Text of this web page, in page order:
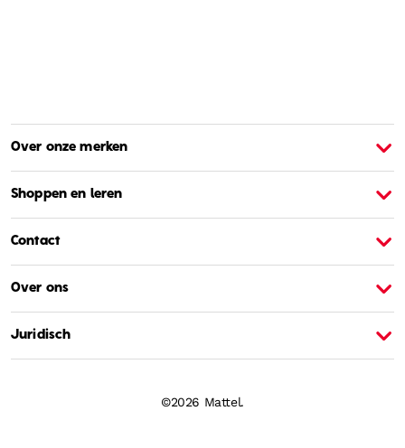
Over onze merken
Shoppen en leren
Contact
Over ons
Juridisch
©2026 Mattel.